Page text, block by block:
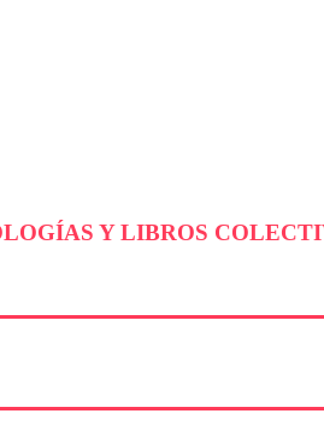
Y LIBROS